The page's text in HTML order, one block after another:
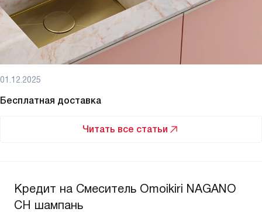
01.12.2025
Бесплатная доставка
Читать все статьи
Кредит на Смеситель Omoikiri NAGANO
CH шампань